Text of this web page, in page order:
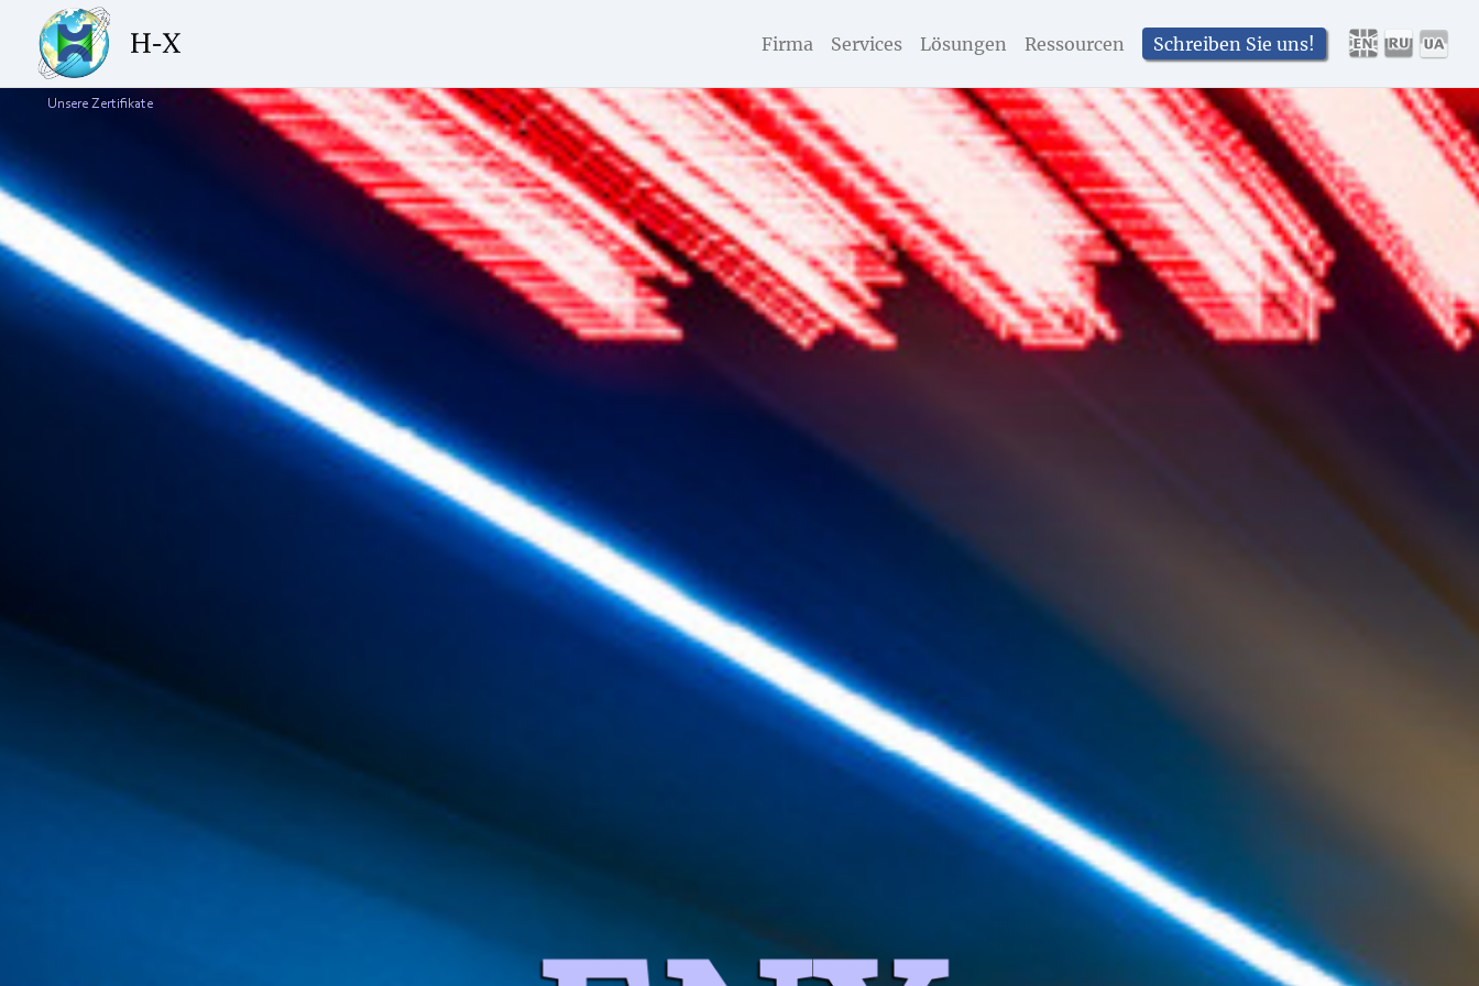
Firma Services Lösungen Ressourcen Schreiben Sie uns!
Unsere Zertifikate